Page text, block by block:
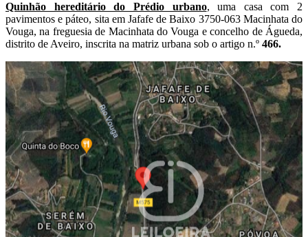
Quinhão hereditário do Prédio urbano, uma casa com 2
pavimentos e páteo, sita em Jafafe de Baixo 3750-063 Macinhata do
Vouga, na freguesia de Macinhata do Vouga e concelho de Águeda,
distrito de Aveiro, inscrita na matriz urbana sob o artigo n.º 466.